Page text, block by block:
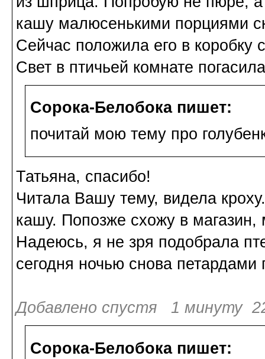
кашу малюсенькими порциями
Сейчас положила его в
Свет в птичьей комнате
Сорока-Белобока пишет:
почитай мою тему про
Татьяна, спасибо!
Читала Вашу тему, видела
кашу. Попозже схожу в
Надеюсь, я не зря подобрала
сегодня ночью снова
Добавлено спустя 1 минуту
Сорока-Белобока пишет: